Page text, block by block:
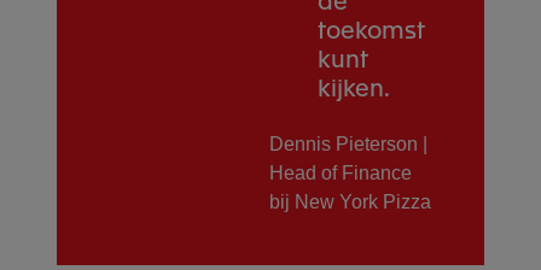
administraties heen.
Minder handmatige
Snellere en consistenter
uitgevoerde periodeafsluiting.
Next step: Werken met AI
Sneller management- en
Finance als strategische
stuurfunctie binnen de
toekomst
kunt
kijken.
Dennis Pieterson |
Head of Finance
bij New York Pizza